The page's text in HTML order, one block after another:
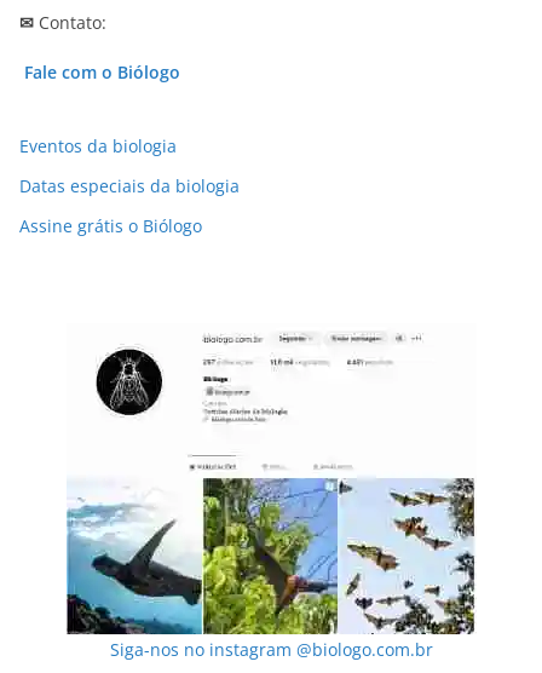
✉ Contato:
Fale com o Biólogo
Eventos da biologia
Datas especiais da biologia
Assine grátis o Biólogo
Siga-nos no instagram @biologo.com.br